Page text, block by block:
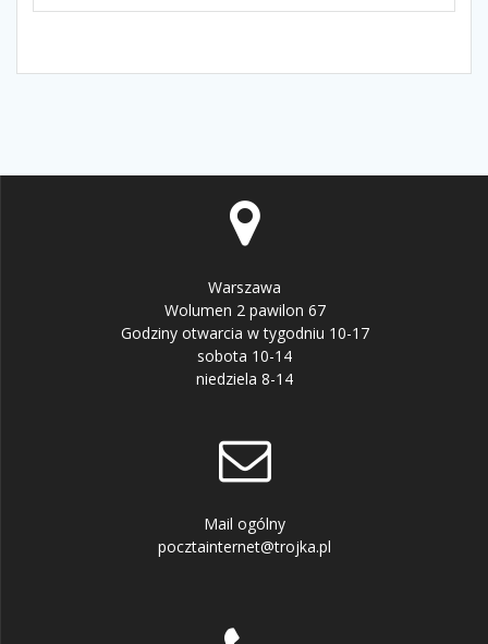
Warszawa
Wolumen 2 pawilon 67
Godziny otwarcia w tygodniu 10-17
sobota 10-14
niedziela 8-14
Mail ogólny
pocztainternet@trojka.pl